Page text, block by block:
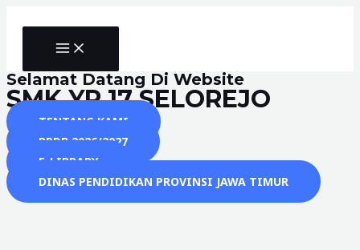
MAIN
MENU
Selamat Datang Di Website
SMK YP 17 SELOREJO
TENTANG KAMI
PPDB 2026/2027
E-LIBRARY
DINAS PENDIDIKAN PROVINSI JAWA TIMUR